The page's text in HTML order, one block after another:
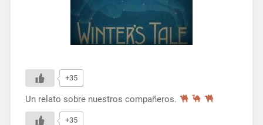
+35
Un relato sobre nuestros compañeros.
+35